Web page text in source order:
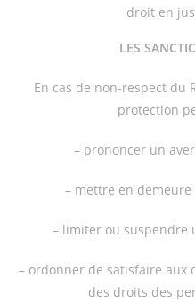
droit en
LES
En cas de non-respect du
protection
– prononcer un
– mettre en demeure
– limiter ou suspendre
– ordonner de satisfaire aux
des droits des